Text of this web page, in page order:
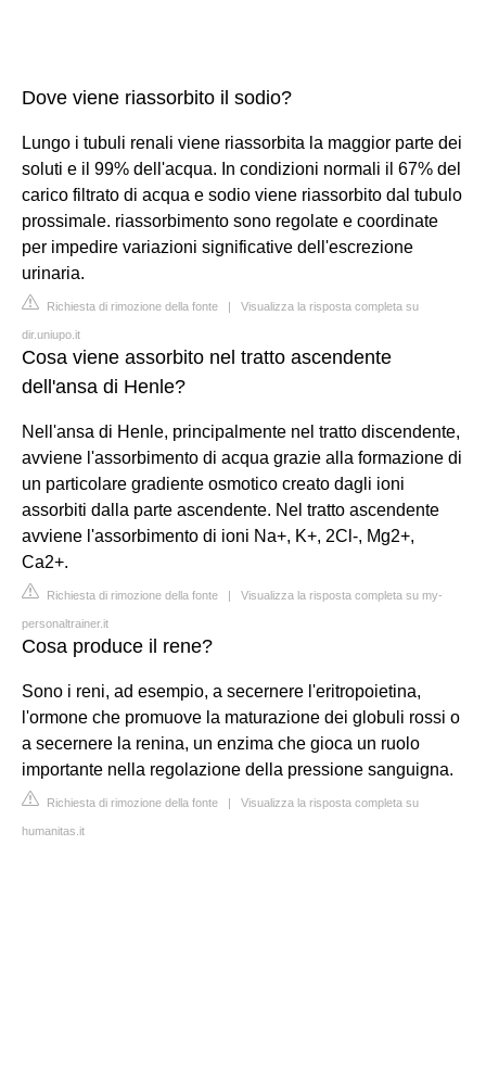
Dove viene riassorbito il sodio?
Lungo i tubuli renali viene riassorbita la maggior parte dei
soluti e il 99% dell'acqua. In condizioni normali il 67% del
carico filtrato di acqua e sodio viene riassorbito dal tubulo
prossimale. riassorbimento sono regolate e coordinate
per impedire variazioni significative dell'escrezione
urinaria.
Richiesta di rimozione della fonte | Visualizza la risposta completa su
dir.uniupo.it
Cosa viene assorbito nel tratto ascendente
dell'ansa di Henle?
Nell'ansa di Henle, principalmente nel tratto discendente,
avviene l'assorbimento di acqua grazie alla formazione di
un particolare gradiente osmotico creato dagli ioni
assorbiti dalla parte ascendente. Nel tratto ascendente
avviene l'assorbimento di ioni Na+, K+, 2Cl-, Mg2+,
Ca2+.
Richiesta di rimozione della fonte | Visualizza la risposta completa su my-
personaltrainer.it
Cosa produce il rene?
Sono i reni, ad esempio, a secernere l'eritropoietina,
l'ormone che promuove la maturazione dei globuli rossi o
a secernere la renina, un enzima che gioca un ruolo
importante nella regolazione della pressione sanguigna.
Richiesta di rimozione della fonte | Visualizza la risposta completa su
humanitas.it